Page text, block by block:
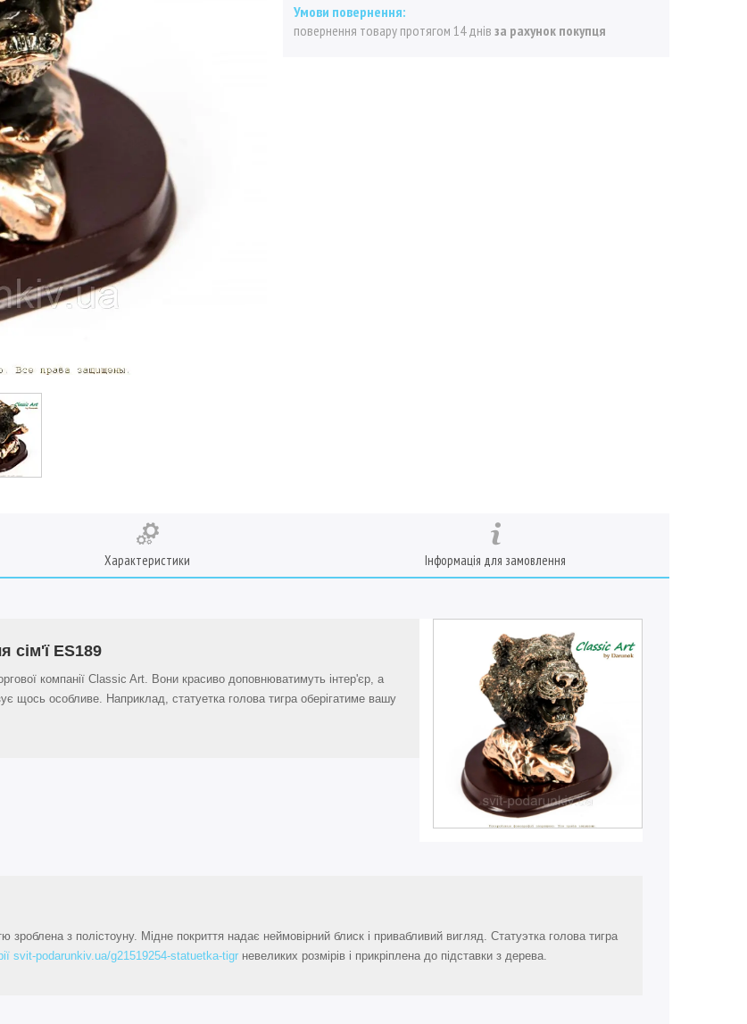
повернення товару протягом 14 днів за рахунок покупця
Характеристики Інформація для замовлення
сім'ї ES189
компанії Classic Art. Вони красиво доповнюватимуть інтер'єр, а
щось особливе. Наприклад, статуетка голова тигра оберігатиме вашу
зроблена з полістоуну. Мідне покриття надає неймовірний блиск і привабливий вигляд. Статуэтка голова тигра
svit-podarunkiv.ua/g21519254-statuetka-tigr невеликих розмірів і прикріплена до підставки з дерева.